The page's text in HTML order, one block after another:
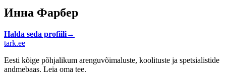
Инна Фарбер
Halda seda profiili→
tark.ee
Eesti kõige põhjalikum arenguvõimaluste, koolituste ja spetsialistide
andmebaas. Leia oma tee.